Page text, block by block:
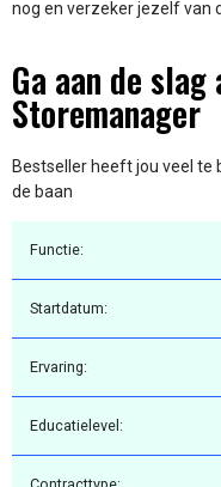
nog en verzeker jezelf van
Ga aan de
Storemanager
Bestseller heeft jou veel te
de baan
Functie:
Startdatum:
Ervaring:
Educatielevel: